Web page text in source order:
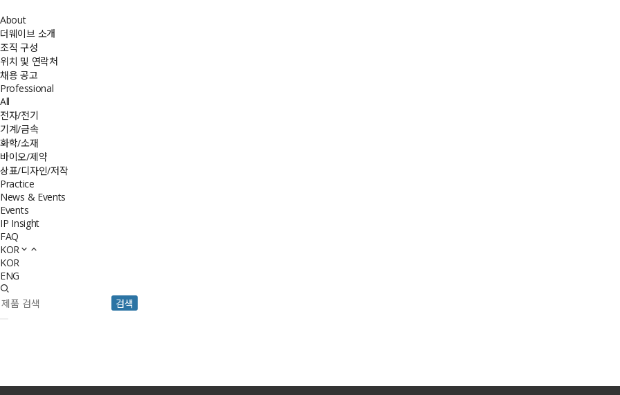
About
더웨이브 소개
조직 구성
위치 및 연락처
채용 공고
Professional
All
전자/전기
기계/금속
화학/소재
바이오/제약
상표/디자인/저작
Practice
News & Events
Events
IP Insight
FAQ
KOR
KOR
ENG
검색